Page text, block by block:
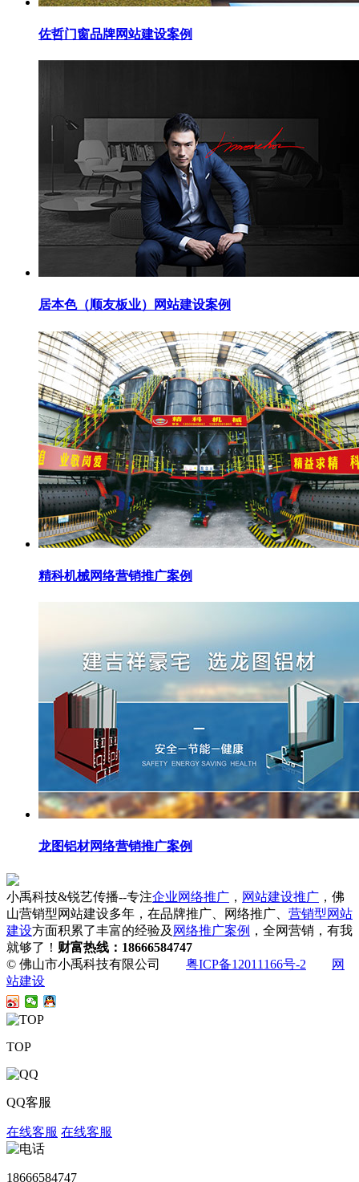
佐哲门窗品牌网站建设案例
居本色（顺友板业）网站建设案例
精科机械网络营销推广案例
龙图铝材网络营销推广案例
小禹科技&锐艺传播--专注企业网络推广 ， 网站建设推广 ，佛
山营销型网站建设多年，在品牌推广、网络推广、 营销型网站
建设方面积累了丰富的经验及 网络推广案例 ，全网营销，有我
就够了！ 财富热线：18666584747
© 佛山市小禹科技有限公司 粤ICP备12011166号-2
网
站建设
TOP
QQ客服
在线客服 在线客服
18666584747